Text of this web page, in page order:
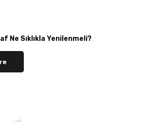
Ne Sıklıkla Yenilenmeli?